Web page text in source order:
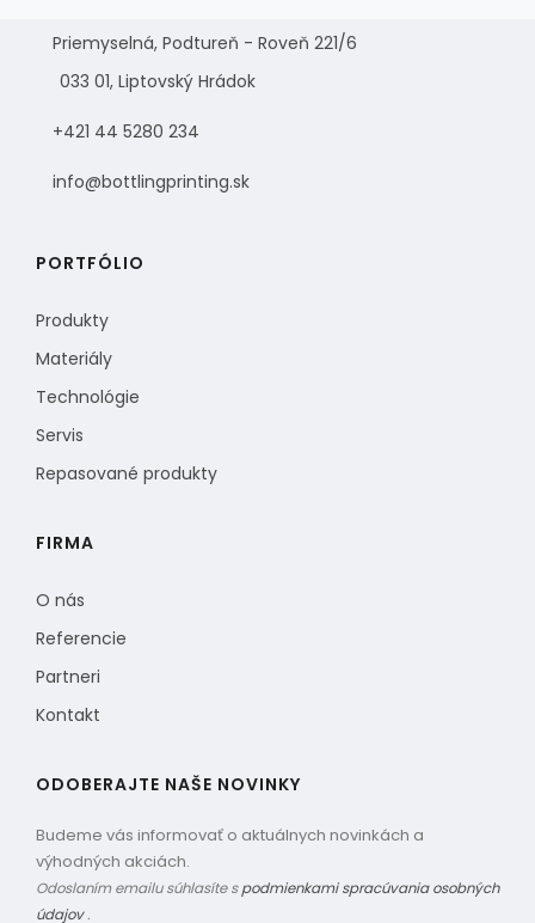
Priemyselná, Podtureň - Roveň 221/6
033 01, Liptovský Hrádok
+421 44 5280 234
info@bottlingprinting.sk
PORTFÓLIO
Produkty
Materiály
Technológie
Servis
Repasované produkty
FIRMA
O nás
Referencie
Partneri
Kontakt
ODOBERAJTE NAŠE NOVINKY
Budeme vás informovať o aktuálnych novinkách a
výhodných akciách.
Odoslaním emailu súhlasíte spodmienkami spracúvania osobných
údajov.